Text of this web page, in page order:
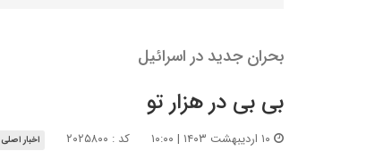
بحران جدید در اسرائیل
بی بی در هزار تو
کد : ۲۰۲۵۸۰۰ اخبار اصلی